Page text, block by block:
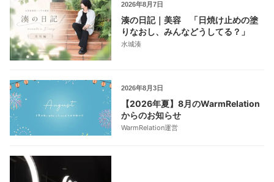
2026年8月7日
湊の日記｜美容 「日焼け止めの塗
りなおし、みんなどうしてる？」
水城湊
2026年8月3日
【2026年夏】8月のWarmRelation
からのお知らせ
WarmRelation運営